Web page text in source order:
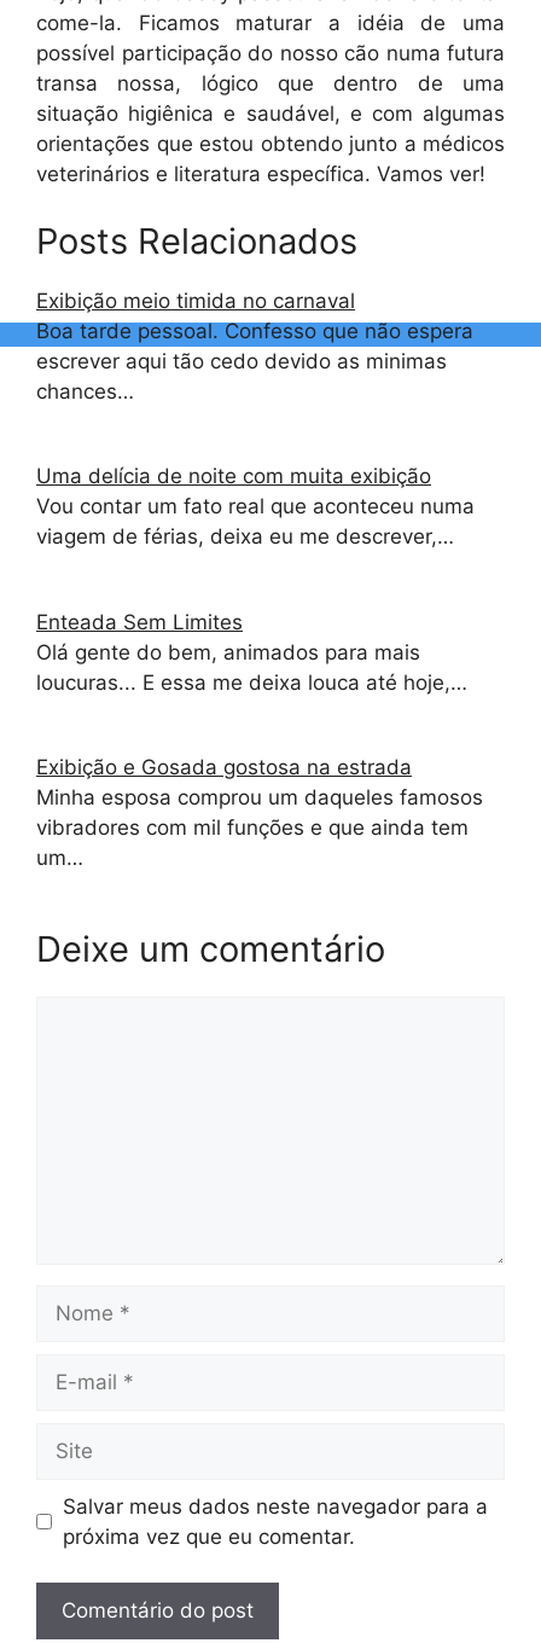
come-la. Ficamos maturar a idéia de uma
possível participação do nosso cão numa futura
transa nossa, lógico que dentro de uma
situação higiênica e saudável, e com algumas
orientações que estou obtendo junto a médicos
veterinários e literatura específica. Vamos ver!
Posts Relacionados
Exibição meio timida no carnaval
Boa tarde pessoal. Confesso que não espera
escrever aqui tão cedo devido as minimas
chances…
Uma delícia de noite com muita exibição
Vou contar um fato real que aconteceu numa
viagem de férias, deixa eu me descrever,…
Enteada Sem Limites
Olá gente do bem, animados para mais
loucuras... E essa me deixa louca até hoje,…
Exibição e Gosada gostosa na estrada
Minha esposa comprou um daqueles famosos
vibradores com mil funções e que ainda tem
um…
Deixe um comentário
mail
Salvar meus dados neste navegador para a
próxima vez que eu comentar.